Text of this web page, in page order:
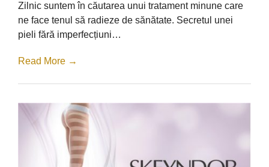
si
piele
Zilnic suntem în căutarea unui tratament minune care
ne face tenul să radieze de sănătate. Secretul unei
pieli fără imperfecțiuni…
Read More →